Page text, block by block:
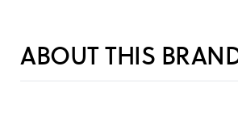
ABOUT THIS